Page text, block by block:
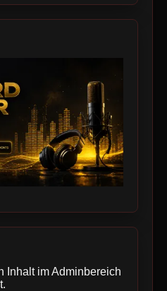
Inhalt im Adminbereich